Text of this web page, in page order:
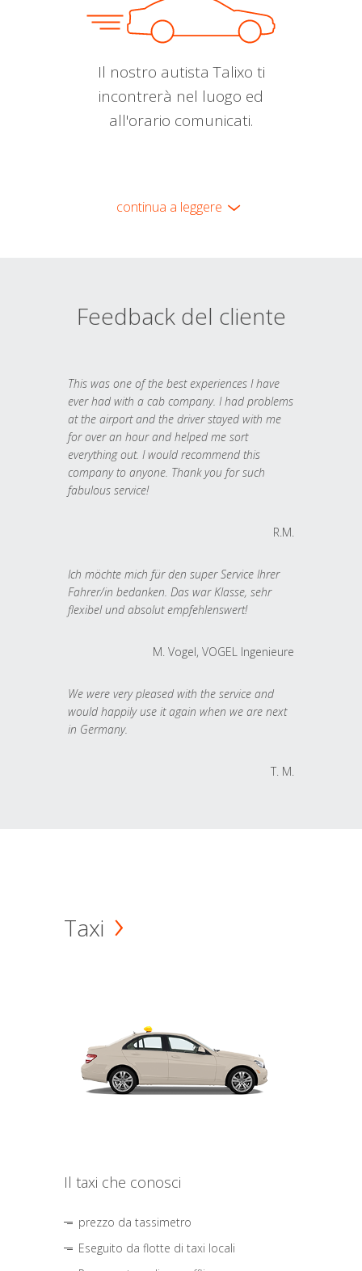
Il nostro autista Talixo ti
incontrerà nel luogo ed
all'orario comunicati.
continua a leggere
Feedback del cliente
This was one of the best experiences I have
ever had with a cab company. I had problems
at the airport and the driver stayed with me
for over an hour and helped me sort
everything out. I would recommend this
company to anyone. Thank you for such
fabulous service!
R.M.
Ich möchte mich für den super Service Ihrer
Fahrer/in bedanken. Das war Klasse, sehr
flexibel und absolut empfehlenswert!
M. Vogel, VOGEL Ingenieure
We were very pleased with the service and
would happily use it again when we are next
in Germany.
T. M.
Taxi
Il taxi che conosci
prezzo da tassimetro
Eseguito da flotte di taxi locali